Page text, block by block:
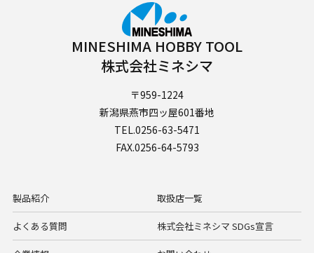
MINESHIMA HOBBY TOOL
株式会社ミネシマ
〒959-1224
新潟県燕市四ッ屋601番地
TEL.0256-63-5471
FAX.0256-64-5793
製品紹介 取扱店一覧
よくある質問 株式会社ミネシマ SDGs宣言